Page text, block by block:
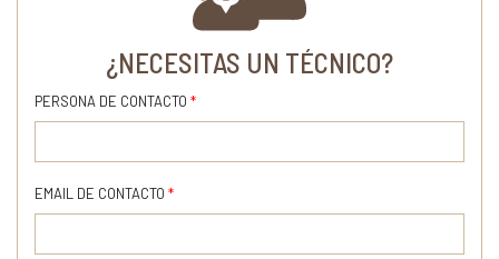
¿NECESITAS UN TÉCNICO?
PERSONA DE CONTACTO *
EMAIL DE CONTACTO *